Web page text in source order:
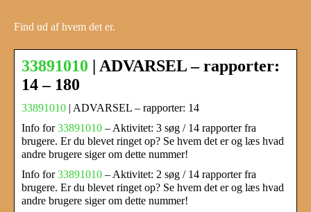
Find ud af hvem det er.
33891010 | ADVARSEL – rapporter:
14 – 180
33891010 | ADVARSEL – rapporter: 14
Info for33891010 – Aktivitet: 3 søg / 14 rapporter fra
brugere. Er du blevet ringet op? Se hvem det er og læs hvad
andre brugere siger om dette nummer!
Info for33891010 – Aktivitet: 2 søg / 14 rapporter fra
brugere. Er du blevet ringet op? Se hvem det er og læs hvad
andre brugere siger om dette nummer!